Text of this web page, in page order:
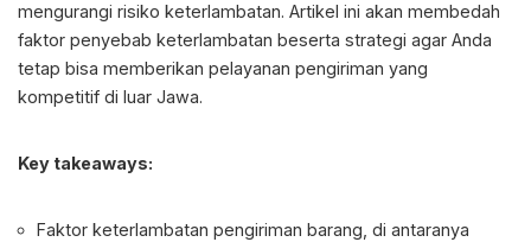
mengurangi risiko keterlambatan. Artikel ini akan membedah
faktor penyebab keterlambatan beserta strategi agar Anda
tetap bisa memberikan pelayanan pengiriman yang
kompetitif di luar Jawa.
Key takeaways:
Faktor keterlambatan pengiriman barang, di antaranya